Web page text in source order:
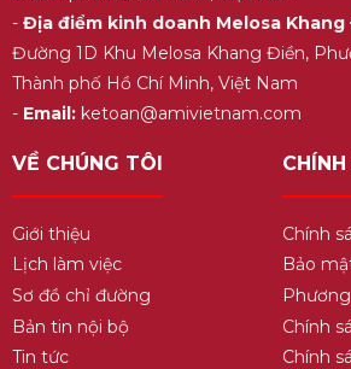
hôi miệng.
Ngoài ra, bột trà xanh Matcha
trong việclàm đẹp da hay
- Địa điểm kinh doanh Melosa Khang
Đường 1D Khu Melosa Khang Điền,
Thành phố Hồ Chí Minh, Việt Nam
- Email:ketoan@amivietnam.com
VỀ CHÚNG TÔI
Giới thiệu
Lịch làm việc
Sơ đồ chỉ đường
Bản tin nội bộ
Tin tức
CHÍNH
Chính
Bảo
Chính
Chính